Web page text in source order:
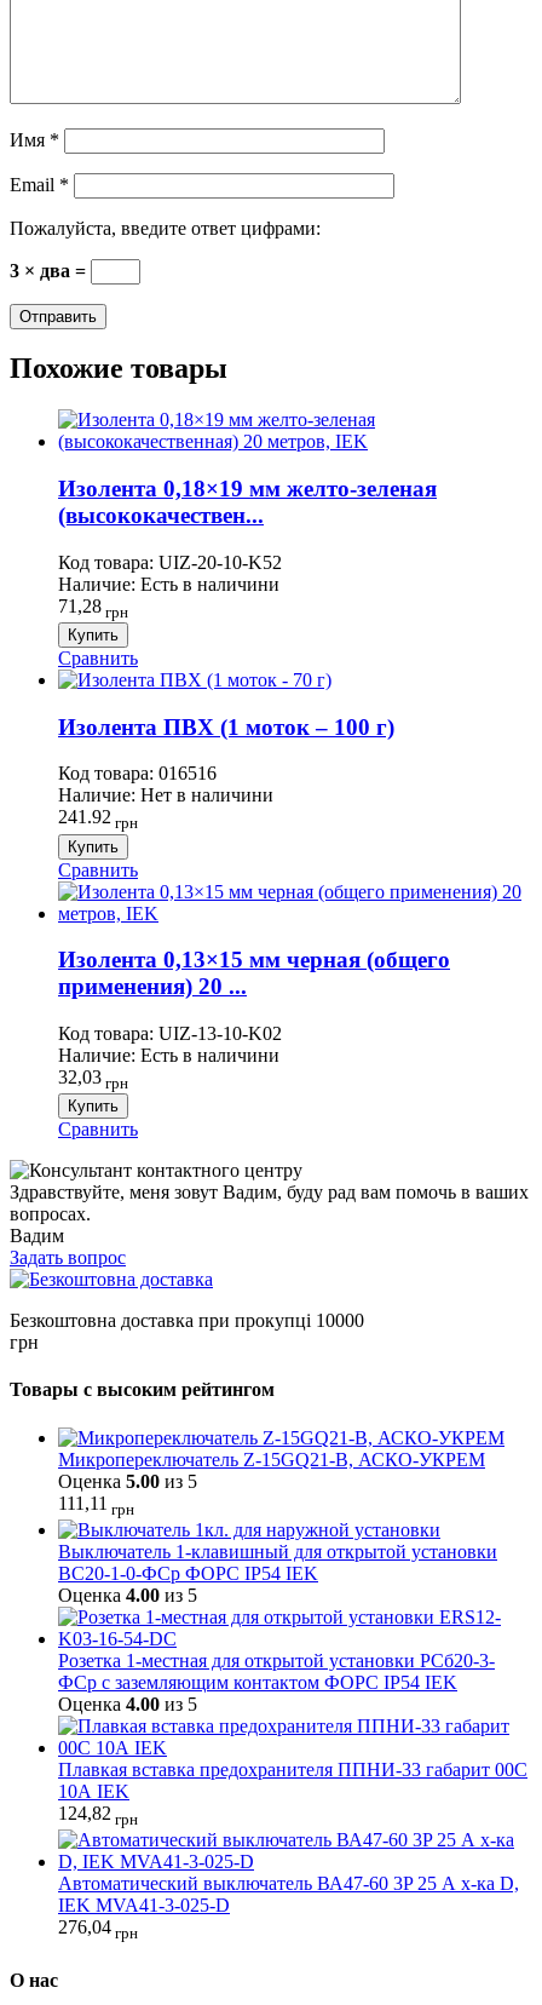
Имя *
Email *
Пожалуйста, введите ответ цифрами:
3 × два =
Похожие товары
Изолента 0,18×19 мм желто-зеленая
(высококачествен...
Код товара: UIZ-20-10-K52
Наличие: Есть в наличини
71,28 грн
Купить
Сравнить
Изолента ПВХ (1 моток – 100 г)
Код товара: 016516
Наличие: Нет в наличини
241.92 грн
Купить
Сравнить
Изолента 0,13×15 мм черная (общего
применения) 20 ...
Код товара: UIZ-13-10-K02
Наличие: Есть в наличини
32,03 грн
Купить
Сравнить
Здравствуйте, меня зовут Вадим, буду рад вам помочь в ваших
вопросах.
Вадим
Задать вопрос
Безкоштовна доставка при прокупці 10000
грн
Товары с высоким рейтингом
Микропереключатель Z-15GQ21-B, АСКО-УКРЕМ
Оценка 5.00 из 5
111,11 грн
Выключатель 1-клавишный для открытой установки
ВС20-1-0-ФСр ФОРС IP54 IEK
Оценка 4.00 из 5
Розетка 1-местная для открытой установки РСб20-3-
ФСр с заземляющим контактом ФОРС IP54 IEK
Оценка 4.00 из 5
Плавкая вставка предохранителя ППНИ-33 габарит 00С
10А IEK
124,82 грн
Автоматический выключатель ВА47-60 3P 25 А х-ка D,
IEK MVA41-3-025-D
276,04 грн
О нас